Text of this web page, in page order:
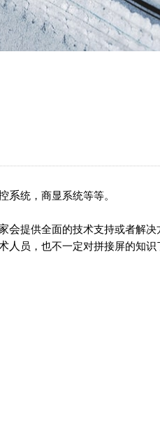
系统，商显系统等等。
会提供全面的技术支持或者解决
人 员，也不一定对拼接屏的知识